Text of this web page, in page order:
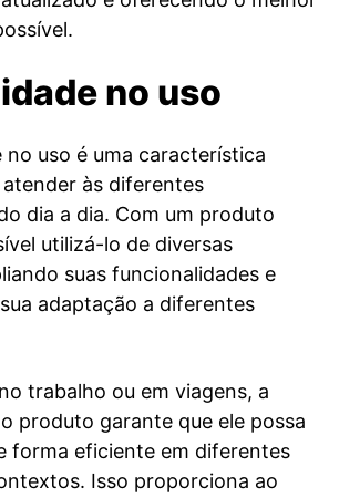
no uso
no uso é uma característica
às diferentes
dia a dia. Com um produto
utilizá-lo de diversas
suas funcionalidades e
adaptação a diferentes
trabalho ou em viagens, a
produto garante que ele possa
forma eficiente em diferentes
Isso proporciona ao